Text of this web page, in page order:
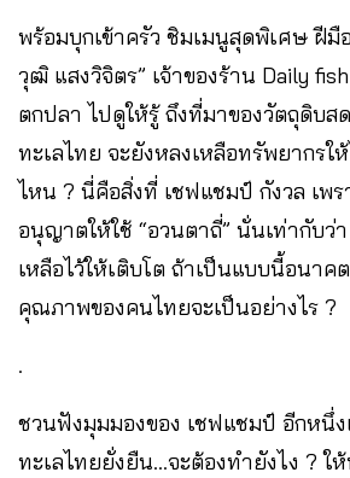
พร้อมบุกเข้าครัว ชิมเมนูสุดพิเศษ ฝีมื
วุฒิ แสงวิจิตร” เจ้าของร้าน Daily
ตกปลา ไปดูให้รู้ ถึงที่มาของวัตถุดิบส
ทะเลไทย จะยังหลงเหลือทรัพยากร
ไหน ? นี่คือสิ่งที่ เชฟแชมป์ กังวล เพ
อนุญาตให้ใช้ “อวนตาถี่” นั่นเท่ากับว่
เหลือไว้ให้เติบโต ถ้าเป็นแบบนี้อนาค
คุณภาพของคนไทยจะเป็นอย่างไร ?
.
ชวนฟังมุมมองของ เชฟแชมป์ อีกหนึ่ง
ทะเลไทยยั่งยืน…จะต้องทำยังไง ? ใ